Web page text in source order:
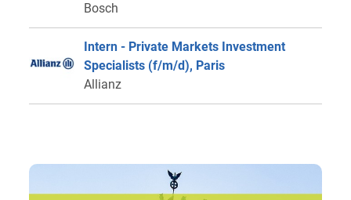
Bosch
Intern - Private Markets Investment
Specialists (f/m/d), Paris
Allianz